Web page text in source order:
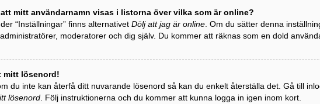
mitt användarnamn visas i listorna över vilka som är online?
“Inställningar” finns alternativet Dölj att jag är online . Om du sätter denna
moderatorer och dig själv. Du kommer att räknas som en dold
mitt lösenord!
du inte kan återfå ditt nuvarande lösenord så kan du enkelt återställa det. Gå till
lösenord. Följ instruktionerna och du kommer att kunna logga in igen inom kort.